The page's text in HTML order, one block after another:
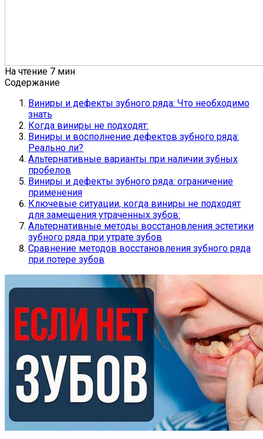
На чтение 7 мин
Содержание
Виниры и дефекты зубного ряда: Что необходимо
знать
Когда виниры не подходят:
Виниры и восполнение дефектов зубного ряда:
Реально ли?
Альтернативные варианты при наличии зубных
пробелов
Виниры и дефекты зубного ряда: ограничение
применения
Ключевые ситуации, когда виниры не подходят
для замещения утраченных зубов:
Альтернативные методы восстановления эстетики
зубного ряда при утрате зубов
Сравнение методов восстановления зубного ряда
при потере зубов